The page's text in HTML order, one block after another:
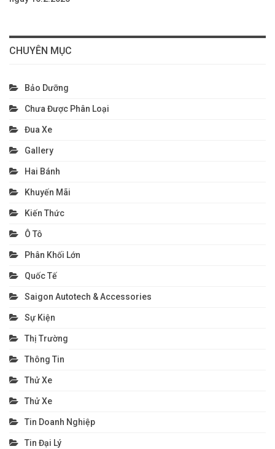
CHUYÊN MỤC
Bảo Dưỡng
Chưa Được Phân Loại
Đua Xe
Gallery
Hai Bánh
Khuyến Mãi
Kiến Thức
Ô Tô
Phân Khối Lớn
Quốc Tế
Saigon Autotech & Accessories
Sự Kiện
Thị Trường
Thông Tin
Thử Xe
Thử Xe
Tin Doanh Nghiệp
Tin Đại Lý